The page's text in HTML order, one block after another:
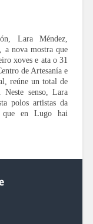
Lara Méndez,
a nova mostra que
xoves e ata o 31
de Artesanía e
reúne un total de
senso, Lara
polos artistas da
que en Lugo hai